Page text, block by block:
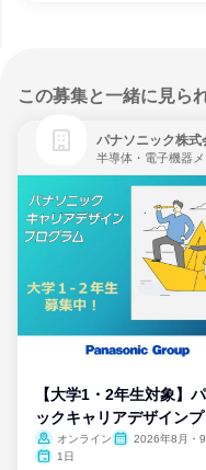
この募集と一緒に見ら
パナソニック株式
半導体・電子機器
【大学1・2年生対象】
ックキャリアデザイン
ム
オンライン
2026年8月・9
1日